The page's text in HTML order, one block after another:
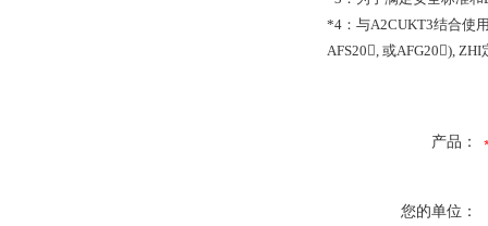
*4 ：与A2CUKT3结合使
AFS20, 或AFG20), ZHI
产品：
您的单位：